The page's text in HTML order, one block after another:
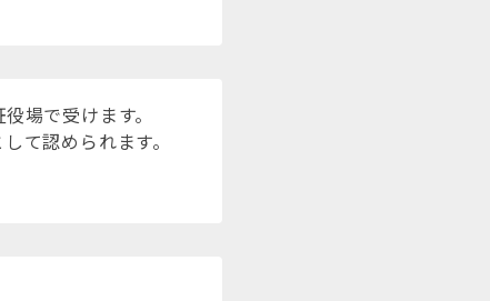
場で受けます。
て認められます。